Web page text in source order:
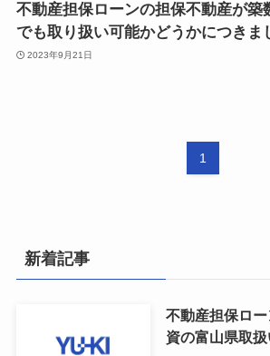
不動産担保ローンの担保不動産が築
でも取り扱い可能かどうかにつきま
2023年9月21日
1
新着記事
不動産担保ロ
資の富山県取